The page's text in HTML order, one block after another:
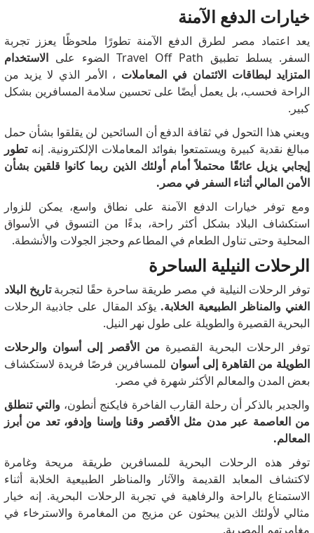
خيارات الدفع الآمنة
يعد اعتماد مصر لطرق الدفع الآمنة تطورًا ملحوظًا يعزز تجربة
السفر. يسلط تطبيق Travel Off Path الضوء على
الاستخدام
المتزايد لبطاقات الائتمان في المعاملات ، الأمر الذي لا يزيد من
الراحة فحسب، بل يعمل أيضًا على تحسين سلامة المسافرين بشكل
كبير.
ويعني هذا التحول في ثقافة الدفع أن السائحين لن يقلقوا بشأن حمل
مبالغ نقدية كبيرة ويستمتعوا بفوائد المعاملات الإلكترونية. إنهتطور
إيجابي يزيل عائقًا محتملاً أمام أولئك الذين ربما كانوا قلقين بشأن
الأمن المالي أثناء السفر في مصر.
ومع توفر خيارات الدفع الآمنة على نطاق واسع، يمكن للزوار
استكشاف البلاد بشكل أكثر راحة، بدءًا من التسوق في الأسواق
المحلية وحتى تناول الطعام في المطاعم وحجز الجولات والأنشطة.
الرحلات النيلية الساحرة
توفر الرحلات النيلية في مصر طريقة ساحرة حقًا لتجربةتاريخ البلاد
الغني والمناظر الطبيعية الخلابة. يؤكد المقال على جاذبية الرحلات
البحرية القصيرة والطويلة على طول نهر النيل.
توفر الرحلات البحرية القصيرة من الأقصر إلى أسوان والرحلات
الطويلة من القاهرة إلى أسوان للمسافرين فرصًا فريدة لاستكشاف
بعض المدن والمعالم الأكثر شهرة في مصر.
والجدير بالذكر أن رحلة القارب الفاخرة فايكنج أنطون،والتي تنطلق
من العاصمة عبر مدن مثل الأقصر وقنا وإسنا وإدفو، تعد من أبرز
المعالم.
توفر هذه الرحلات البحرية للمسافرين طريقة مريحة وغامرة
لاكتشاف المعابد القديمة والآثار والمناظر الطبيعية الخلابة أثناء
الاستمتاع بالراحة والرفاهية في تجربة الرحلات البحرية. إنه خيار
مثالي لأولئك الذين يبحثون عن مزيج من المغامرة والاسترخاء في
مغامرتهم المصرية.